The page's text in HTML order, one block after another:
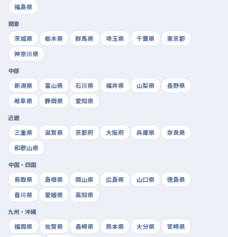
福島県
関東
茨城県
栃木県 群馬県 埼玉県 千葉県
東京都
神奈川県
中部
新潟県
富山県 石川県 福井県 山梨県
長野県
岐阜県
静岡県 愛知県
近畿
三重県
滋賀県 京都府 大阪府 兵庫県
奈良県
和歌山県
中国・四国
鳥取県
島根県 岡山県 広島県 山口県
徳島県
香川県
愛媛県 高知県
九州・沖縄
福岡県
佐賀県 長崎県 熊本県 大分県
宮崎県